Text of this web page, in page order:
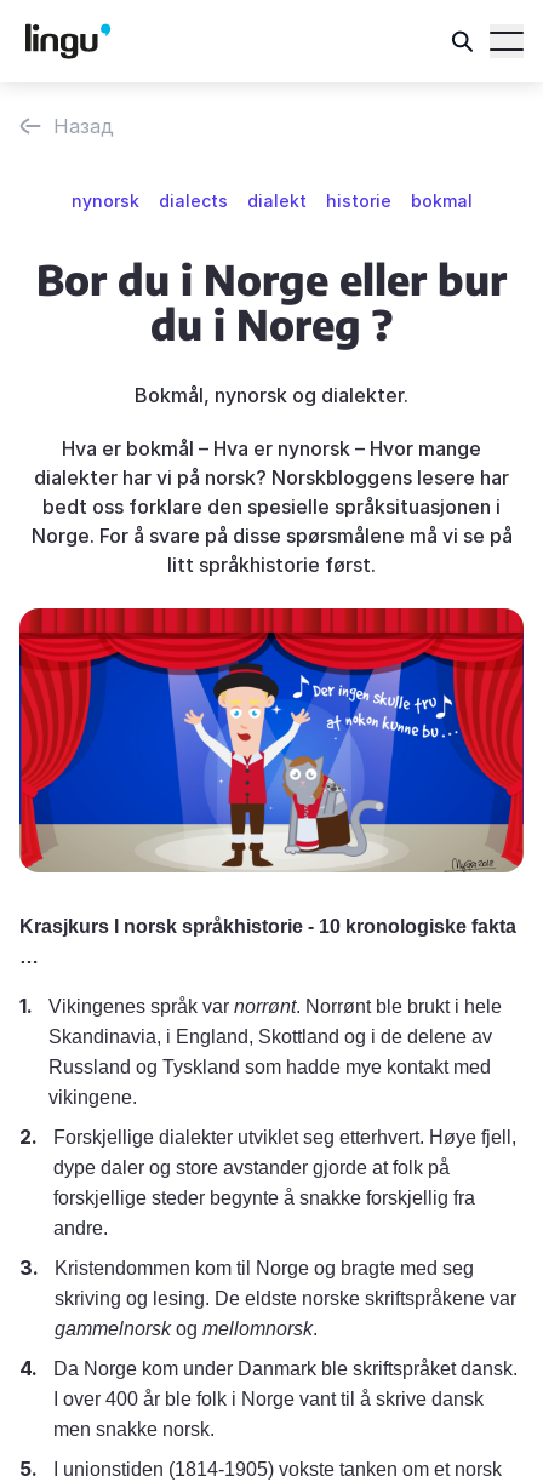
Назад
nynorsk dialects dialekt historie bokmal
Bor du i Norge eller bur
du i Noreg ?
Bokmål, nynorsk og dialekter.
Hva er bokmål – Hva er nynorsk – Hvor mange
dialekter har vi på norsk? Norskbloggens lesere har
bedt oss forklare den spesielle språksituasjonen i
Norge. For å svare på disse spørsmålene må vi se på
litt språkhistorie først.
Krasjkurs I norsk språkhistorie - 10 kronologiske fakta
…
Vikingenes språk var norrønt. Norrønt ble brukt i hele
Skandinavia, i England, Skottland og i de delene av
Russland og Tyskland som hadde mye kontakt med
vikingene.
Forskjellige dialekter utviklet seg etterhvert. Høye fjell,
dype daler og store avstander gjorde at folk på
forskjellige steder begynte å snakke forskjellig fra
andre.
Kristendommen kom til Norge og bragte med seg
skriving og lesing. De eldste norske skriftspråkene var
gammelnorskog mellomnorsk.
Da Norge kom under Danmark ble skriftspråket dansk.
I over 400 år ble folk i Norge vant til å skrive dansk
men snakke norsk.
I unionstiden (1814-1905) vokste tanken om et norsk